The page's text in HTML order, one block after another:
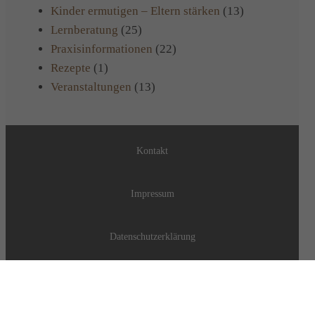
Kinder ermutigen – Eltern stärken (13)
Lernberatung (25)
Praxisinformationen (22)
Rezepte (1)
Veranstaltungen (13)
Kontakt
Impressum
Datenschutzerklärung